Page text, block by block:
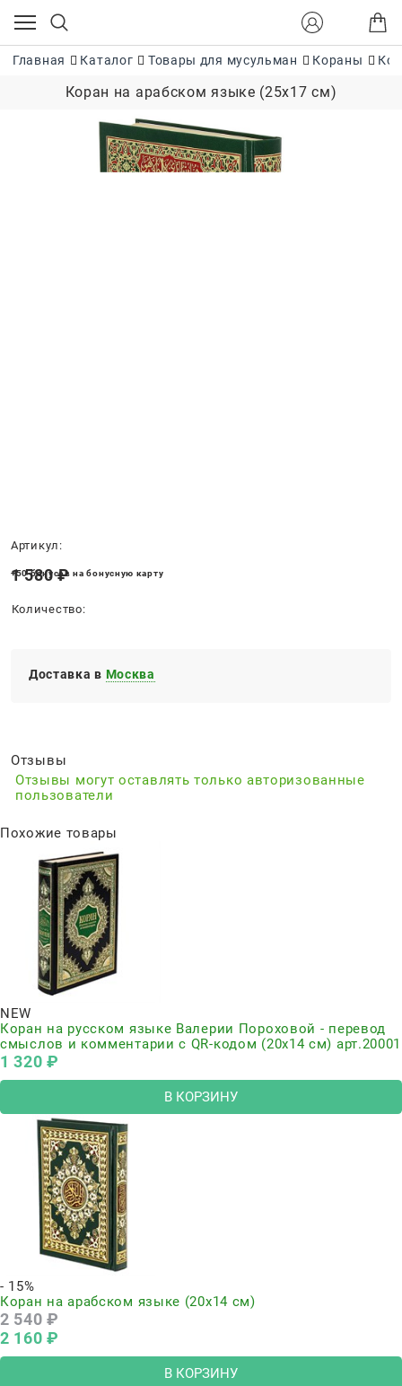
Главная Каталог Товары для мусульман Кораны
Коран на арабском языке (25х17 см)
Артикул:
1 580 ₽
+50 бонусов на бонусную карту
Количество:
Доставка в Москва
Отзывы
Отзывы могут оставлять только авторизованные
пользователи
Похожие товары
NEW
Коран на русском языке Валерии Пороховой - перевод
смыслов и комментарии с QR-кодом (20х14 см) арт.20001
1 320 ₽
В КОРЗИНУ
- 15%
Коран на арабском языке (20х14 см)
2 540 ₽
2 160 ₽
В КОРЗИНУ